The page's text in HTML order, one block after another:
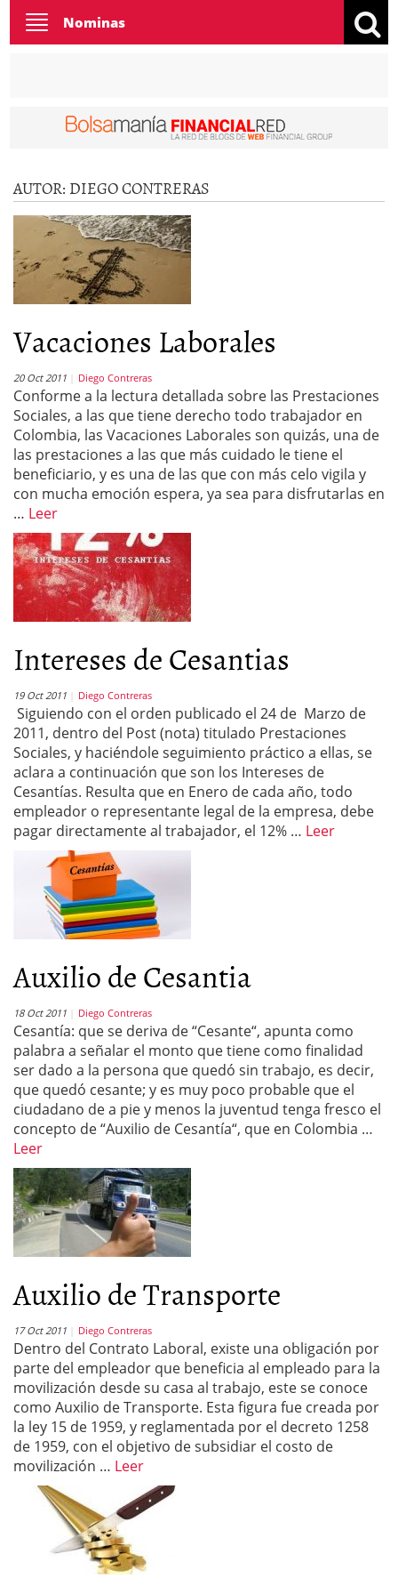
Toggle
navigation
Nominas
AUTOR: DIEGO CONTRERAS
Vacaciones Laborales
20 Oct 2011 Diego Contreras
Conforme a la lectura detallada sobre las Prestaciones
Sociales, a las que tiene derecho todo trabajador en
Colombia, las Vacaciones Laborales son quizás, una de
las prestaciones a las que más cuidado le tiene el
beneficiario, y es una de las que con más celo vigila y
con mucha emoción espera, ya sea para disfrutarlas en
… Leer
Intereses de Cesantias
19 Oct 2011 Diego Contreras
Siguiendo con el orden publicado el 24 de Marzo de
2011, dentro del Post (nota) titulado Prestaciones
Sociales, y haciéndole seguimiento práctico a ellas, se
aclara a continuación que son los Intereses de
Cesantías. Resulta que en Enero de cada año, todo
empleador o representante legal de la empresa, debe
pagar directamente al trabajador, el 12% … Leer
Auxilio de Cesantia
18 Oct 2011 Diego Contreras
Cesantía: que se deriva de “Cesante“, apunta como
palabra a señalar el monto que tiene como finalidad
ser dado a la persona que quedó sin trabajo, es decir,
que quedó cesante; y es muy poco probable que el
ciudadano de a pie y menos la juventud tenga fresco el
concepto de “Auxilio de Cesantía“, que en Colombia …
Leer
Auxilio de Transporte
17 Oct 2011 Diego Contreras
Dentro del Contrato Laboral, existe una obligación por
parte del empleador que beneficia al empleado para la
movilización desde su casa al trabajo, este se conoce
como Auxilio de Transporte. Esta figura fue creada por
la ley 15 de 1959, y reglamentada por el decreto 1258
de 1959, con el objetivo de subsidiar el costo de
movilización … Leer